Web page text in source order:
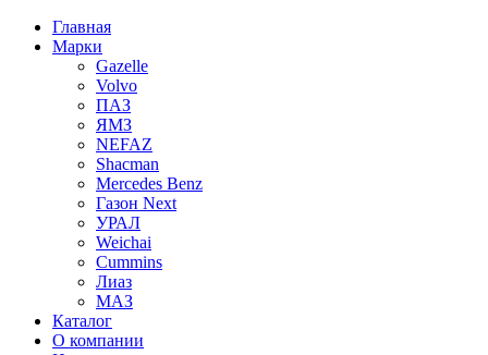
Главная
Марки
Gazelle
Volvo
ПАЗ
ЯМЗ
NEFAZ
Shacman
Mercedes Benz
Газон Next
УРАЛ
Weichai
Cummins
Лиаз
МАЗ
Каталог
О компании